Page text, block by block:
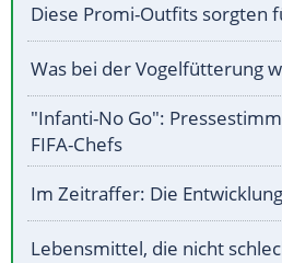
Diese Promi-Outfits sorgten
Was bei der Vogelfütterung
"Infanti-No Go":
FIFA-Chefs
Im Zeitraffer: Die
Lebensmittel, die nicht